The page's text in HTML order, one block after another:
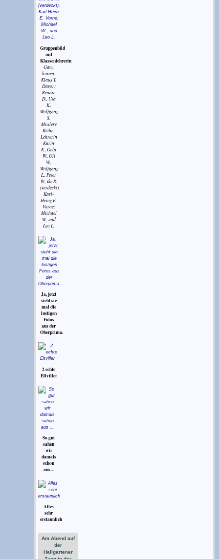
Gruppenbild
mit
Klassenlehrerin
Ganz
hinten:
Klaus T.
Davor:
Renate
D., Uta
K.,
Wolfgang
S.
Mittlere
Reihe:
Lehrerin
Karin
K., Gela
W., Uli
W.,
Wolfgang
L., Peter
W., Ike R.
(verdeckt),
Karl-
Heinz E.
Vorne:
Michael
W., und
Leo L.
Ja, jetzt
sieht sie
mal die
lustigen
Fotos
aus der
Oberprima.
2 echte
Eltviller
So gut
sahen
wir
damals
schon
aus ...
Alles
sehr
erstaunlich
Am Abend auf
der
Hallgartener